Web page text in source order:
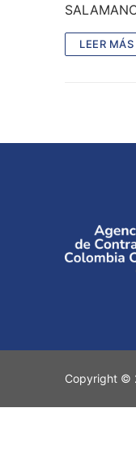
LEER
Copyright ©